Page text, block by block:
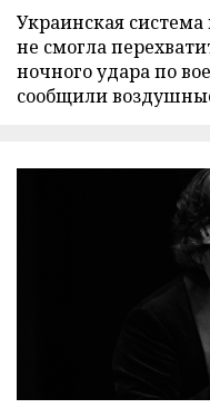
Украинская
не смогла
ночного удара по
сообщили